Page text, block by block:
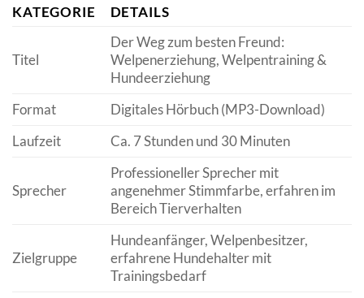
KATEGORIE DETAILS
Titel
Der Weg zum besten Freund:
Welpenerziehung, Welpentraining &
Hundeerziehung
Format
Digitales Hörbuch (MP3-Download)
Laufzeit
Ca. 7 Stunden und 30 Minuten
Sprecher
Professioneller Sprecher mit
angenehmer Stimmfarbe, erfahren im
Bereich Tierverhalten
Zielgruppe
Hundeanfänger, Welpenbesitzer,
erfahrene Hundehalter mit
Trainingsbedarf